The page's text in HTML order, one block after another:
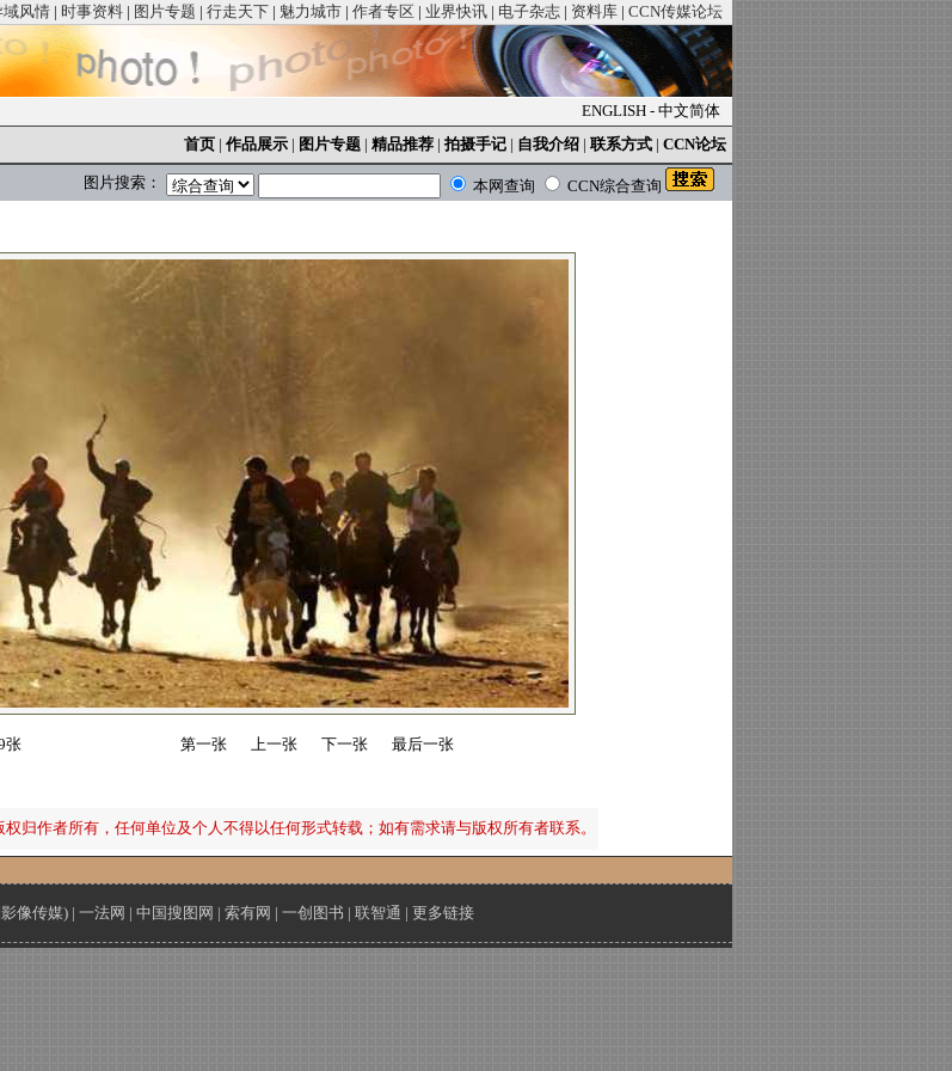
域风情 | 时事资料 | 图片专题 | 行走天下 | 魅力城市 | 作者专区 | 业界快讯 | 电子杂志 | 资料库 | CCN传媒论坛
ENGLISH - 中文简体
首页 | 作品展示 | 图片专题 | 精品推荐 | 拍摄手记 | 自我介绍 | 联系方式 | CCN论坛
图片搜索： 本网查询
CCN综合查询
张 第一张 上一张 下一张 最后一张
权归作者所有，任何单位及个人不得以任何形式转载；如有需求请与版权所有者联系。
像传媒) | 一法网 | 中国搜图网 | 索有网 | 一创图书 | 联智通 | 更多链接